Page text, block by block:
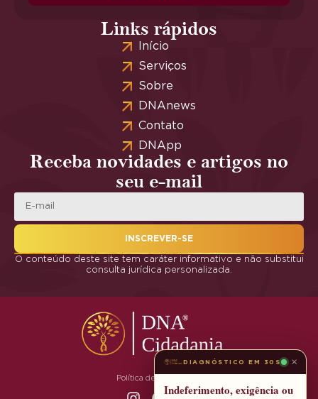
Links rápidos
Início
Serviços
Sobre
DNAnews
Contato
DNApp
Receba novidades e artigos no
seu e-mail
INSCREVER-SE
O conteúdo deste site tem caráter informativo e não substitui
consulta jurídica personalizada.
Política de Privacidade
DIAGNÓSTICO EM 30S ×
Indeferimento, exigência ou